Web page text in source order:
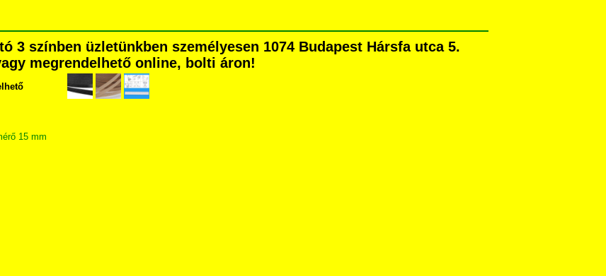
3 színben üzletünkben személyesen 1074 Budapest Hársfa utca 5.
megrendelhető online, bolti áron!
15 mm